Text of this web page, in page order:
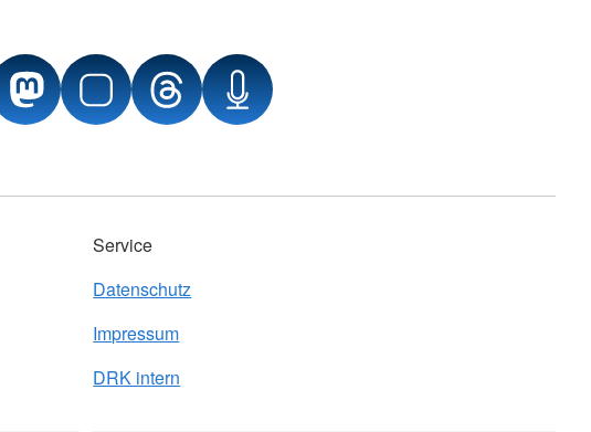
Service
Datenschutz
Impressum
DRK intern